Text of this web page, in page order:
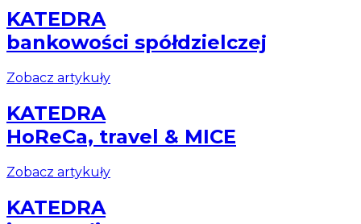
KATEDRA
bankowości spółdzielczej
Zobacz artykuły
KATEDRA
HoReCa, travel & MICE
Zobacz artykuły
KATEDRA